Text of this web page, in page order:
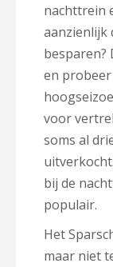
nachttrein
aanzienlijk
besparen?
en
voor
soms al
bij de
populair.
Het
maar niet